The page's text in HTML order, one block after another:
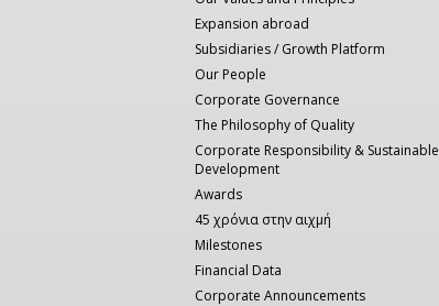
Expansion abroad
Subsidiaries / Growth Platform
Our People
Corporate Governance
The Philosophy of Quality
Corporate Responsibility & Sustainable
Development
Awards
45 χρόνια στην αιχμή
Milestones
Financial Data
Corporate Announcements